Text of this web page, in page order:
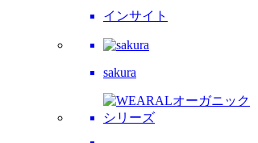
インサイト
sakura